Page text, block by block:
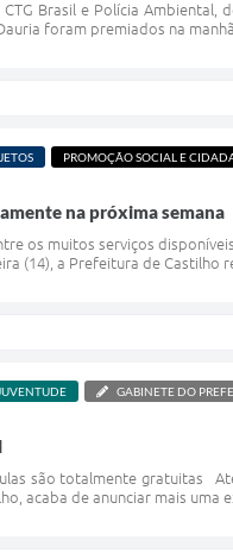
Brasil e Polícia Ambiental,
foram premiados na manhã
PROMOÇÃO SOCIAL E
na próxima semana
os muitos serviços
a Prefeitura de Castilho
GABINETE DO
são totalmente gratuitas
acaba de anunciar mais uma